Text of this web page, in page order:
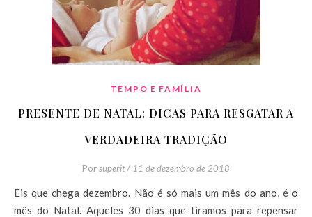
TEMPO E FAMÍLIA
PRESENTE DE NATAL: DICAS PARA RESGATAR A
VERDADEIRA TRADIÇÃO
Porsuperit/ 11 de dezembro de 2018
Eis que chega dezembro. Não é só mais um mês do ano, é o
mês do Natal. Aqueles 30 dias que tiramos para repensar